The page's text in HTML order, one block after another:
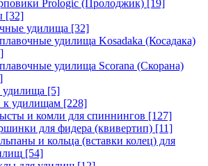
Prologic (Пролоджик) [19]
[32]
удилища [32]
удилища Kosadaka (Косадака)
удилища Scorana (Скорана)
[5]
к удилищам [228]
и комли для спиннингов [127]
для фидера (квивертип) [11]
и кольца (вставки колец) для
[54]